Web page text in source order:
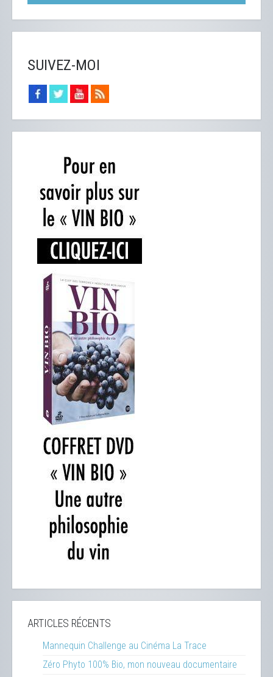
SUIVEZ-MOI
ARTICLES RÉCENTS
Mannequin Challenge au Cinéma La Trace
Zéro Phyto 100% Bio, mon nouveau documentaire